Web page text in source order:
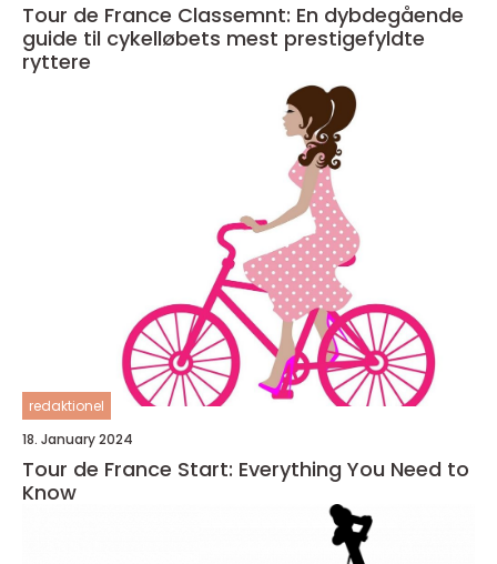
Tour de France Classemnt: En dybdegående
guide til cykelløbets mest prestigefyldte
ryttere
redaktionel
18. January 2024
Tour de France Start: Everything You Need to
Know